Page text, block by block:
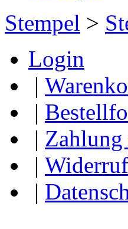
Stempel >
Login
|
|
| Zahlung
|
|